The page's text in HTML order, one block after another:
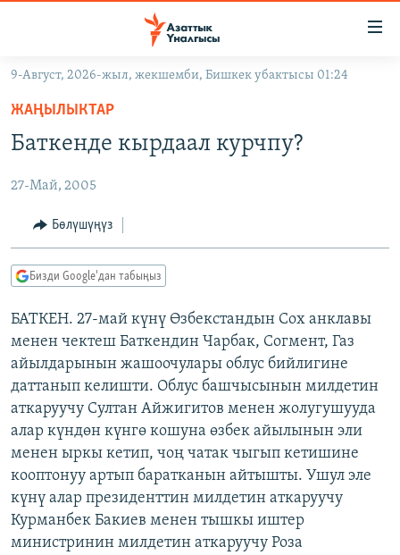
Навигацияга
өтүңүз
Издөөгө
салыңыз
САЯСАТ
ЭКОНОМИКА
ДҮЙНӨ
БОРБОР АЗИЯ
УКРАИНА
АТАЙЫН ИЛИКТӨӨ
БҮГҮН АЗАТТЫКТА
ЭКСПЕРТТЕР ТАЛДАЙТ
ДАНИСТЕ
ЭЖЕ-СИҢДИЛЕР
АЗАТТЫК+
ЫҢГАЙСЫЗ СУРООЛОР
ПОДКАСТ
ӨЗГӨЧӨ ПИКИР
Русский
ОНЛАЙН ШЕРИНЕ
ЭЕ/АРнун бардык сайттары
9-Август, 2026-жыл, жекшемби, Бишкек убактысы 01:24
ЖАҢЫЛЫКТАР
Баткенде кырдаал курчпу?
27-Май, 2005
Бөлүшүңүз
Бизди Google'дан табыңыз
БАТКЕН. 27-май күнү Өзбекстандын Сох анклавы
менен чектеш Баткендин Чарбак, Согмент, Газ
айылдарынын жашоочулары облус бийлигине
даттанып келишти. Облус башчысынын милдетин
аткаруучу Султан Айжигитов менен жолугушууда
алар күндөн күнгө кошуна өзбек айылынын эли
менен ыркы кетип, чоң чатак чыгып кетишине
кооптонуу артып баратканын айтышты. Ушул эле
күнү алар президенттин милдетин аткаруучу
Курманбек Бакиев менен тышкы иштер
министринин милдетин аткаруучу Роза